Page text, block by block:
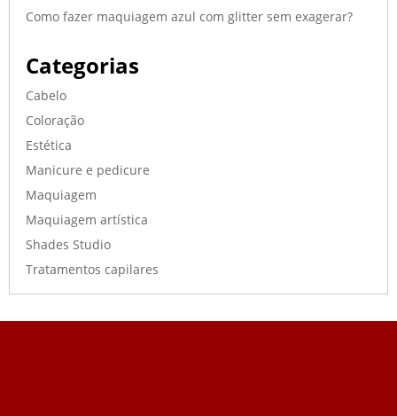
Como fazer maquiagem azul com glitter sem exagerar?
Categorias
Cabelo
Coloração
Estética
Manicure e pedicure
Maquiagem
Maquiagem artística
Shades Studio
Tratamentos capilares